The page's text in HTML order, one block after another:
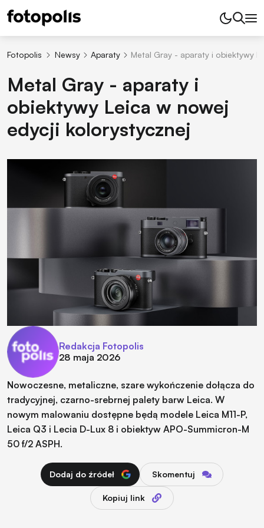
Fotopolis Newsy Aparaty Metal Gray - aparaty i obiektywy
Metal Gray - aparaty i
obiektywy Leica w nowej
edycji kolorystycznej
Redakcja Fotopolis
28 maja 2026
Nowoczesne, metaliczne, szare wykończenie dołącza do
tradycyjnej, czarno-srebrnej palety barw Leica. W
nowym malowaniu dostępne będą modele Leica M11-P,
Leica Q3 i Lecia D-Lux 8 i obiektyw APO-Summicron-M
50 f/2 ASPH.
Dodaj do źródeł Skomentuj
Kopiuj link